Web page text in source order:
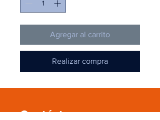
Agregar al carrito
Realizar compra
Contáctanos